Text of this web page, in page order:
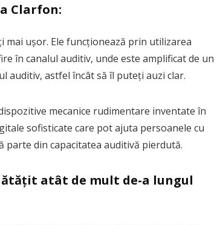
Clarfon:
mai ușor. Ele funcționează prin utilizarea
în canalul auditiv, unde este amplificat de un
auditiv, astfel încât să îl puteți auzi clar.
mecanice rudimentare inventate în
sofisticate care pot ajuta persoanele cu
parte din capacitatea auditivă pierdută.
atât de mult de-a lungul